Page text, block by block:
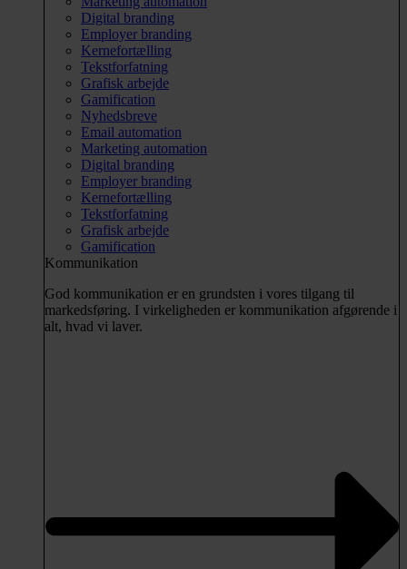
Digital branding
Employer branding
Kernefortælling
Tekstforfatning
Grafisk arbejde
Gamification
Nyhedsbreve
Email automation
Marketing automation
Digital branding
Employer branding
Kernefortælling
Tekstforfatning
Grafisk arbejde
Gamification
Kommunikation
God kommunikation er en grundsten i vores tilgang til
markedsføring. I virkeligheden er kommunikation afgørende i
alt, hvad vi laver.